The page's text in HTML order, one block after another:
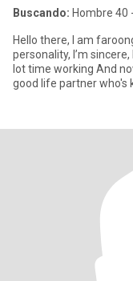
Buscando: Hombre 40
Hello there, I am
personality, I’m
lot time working And now, Looking for long term relationship and
good life partner who's